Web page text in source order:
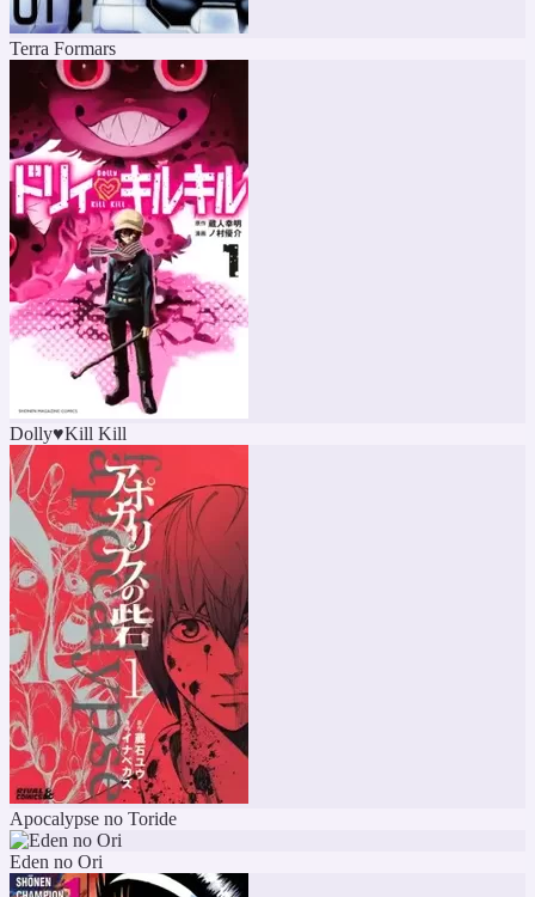
Terra Formars
Dolly♥Kill Kill
Apocalypse no Toride
Eden no Ori